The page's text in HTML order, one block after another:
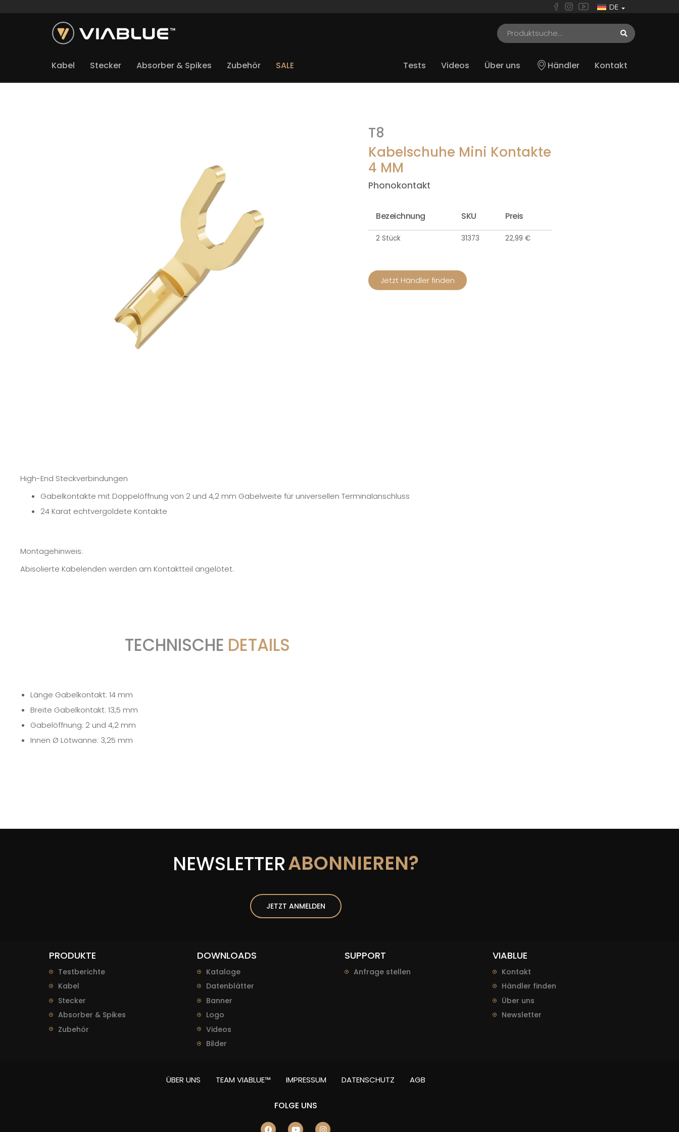
DE
Kabel Stecker Absorber & Spikes Zubehör SALE Tests Videos Über uns Händler Kontakt
T8
Kabelschuhe Mini Kontakte
4 MM
Phonokontakt
Bezeichnung SKU Preis
2 Stück 31373 22,99 €
Jetzt Händler finden
High-End Steckverbindungen
Gabelkontakte mit Doppelöffnung von 2 und 4,2 mm Gabelweite für universellen Terminalanschluss
24 Karat echtvergoldete Kontakte
Montagehinweis:
Abisolierte Kabelenden werden am Kontaktteil angelötet.
TECHNISCHE DETAILS
Länge Gabelkontakt: 14 mm
Breite Gabelkontakt: 13,5 mm
Gabelöffnung: 2 und 4,2 mm
Innen Ø Lötwanne: 3,25 mm
NEWSLETTERABONNIEREN?
JETZT ANMELDEN
PRODUKTE
Testberichte
Kabel
Stecker
Absorber & Spikes
Zubehör
DOWNLOADS
Kataloge
Datenblätter
Banner
Logo
Videos
Bilder
SUPPORT
Anfrage stellen
VIABLUE
Kontakt
Händler finden
Über uns
Newsletter
ÜBER UNS TEAM VIABLUE™ IMPRESSUM DATENSCHUTZ AGB
FOLGE UNS